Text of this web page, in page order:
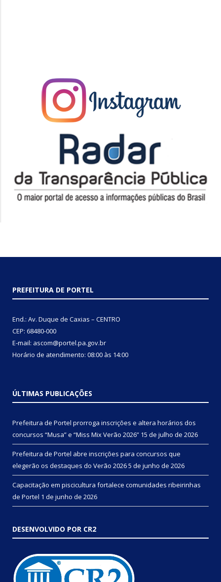
PREFEITURA DE PORTEL
End.: Av. Duque de Caxias – CENTRO
CEP: 68480-000
E-mail: ascom@portel.pa.gov.br
Horário de atendimento: 08:00 às 14:00
ÚLTIMAS PUBLICAÇÕES
Prefeitura de Portel prorroga inscrições e altera horários dos
concursos “Musa” e “Miss Mix Verão 2026” 15 de julho de 2026
Prefeitura de Portel abre inscrições para concursos que
elegerão os destaques do Verão 20265 de junho de 2026
Capacitação em piscicultura fortalece comunidades ribeirinhas
de Portel 1 de junho de 2026
DESENVOLVIDO POR CR2